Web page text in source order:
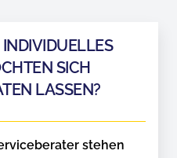
SICH
LASSEN?
stehen